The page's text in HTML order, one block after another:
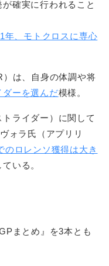
確実に行われること
年、モトクロスに専心
は、自身の体調や将
ダーを選んだ模様。
ライダー）に関して
ォラ氏（アプリリ
のロレンソ獲得は大き
いる。
まとめ』を3本とも